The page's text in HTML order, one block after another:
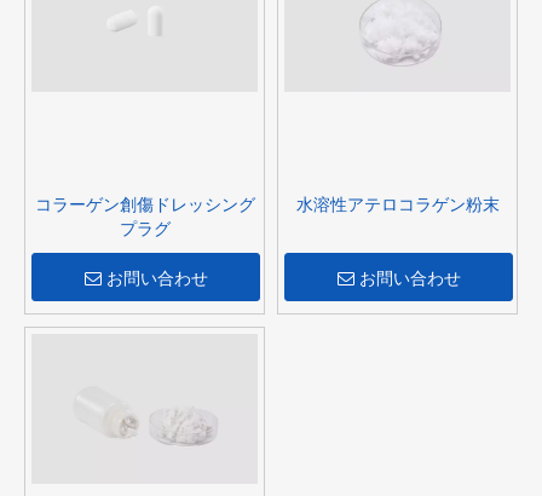
コラーゲン創傷ドレッシング
プラグ
お問い合わせ
水溶性アテロコラゲン粉末
お問い合わせ